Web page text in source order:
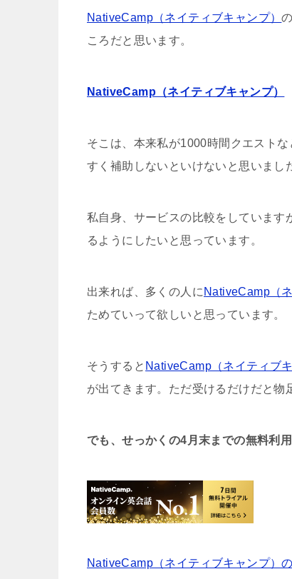
NativeCamp（ネイティブキャンプ）
ころだと思います。
NativeCamp（ネイティブキャンプ）
そこは、本来私が1000時間クエスト
すく補助しないといけないと思いまし
私自身、サービスの比較をしています
るようにしたいと思っています。
出来れば、多くの人に NativeCamp（
ためていって欲しいと思っています。
そうすると NativeCamp（ネイティブキ
が出てきます。ただ受けるだけだと物
でも、せっかくの4月末までの無料利
NativeCamp（ネイティブキャンプ）